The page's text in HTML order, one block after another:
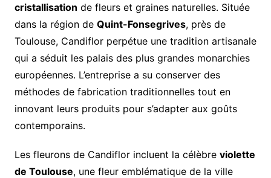
cristallisation de fleurs et graines naturelles. Située
dans la région de Quint-Fonsegrives, près de
Toulouse, Candiflor perpétue une tradition artisanale
qui a séduit les palais des plus grandes monarchies
européennes. L’entreprise a su conserver des
méthodes de fabrication traditionnelles tout en
innovant leurs produits pour s’adapter aux goûts
contemporains.
Les fleurons de Candiflor incluent la célèbre violette
de Toulouse, une fleur emblématique de la ville